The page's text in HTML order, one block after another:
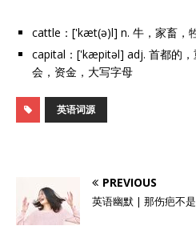
cattle：['kæt(ə)l] n. 牛，家畜，
capital：['kæpitəl] adj. 首都的，
会，资金，大写字母
英语词源
PREVIOUS
英语幽默 | 那伤疤不